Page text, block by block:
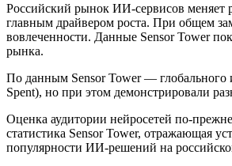
Российский рынок ИИ-сервисов меняет
главным драйвером роста. При общем
вовлеченности. Данные Sensor Tower
рынка.
По данным Sensor Tower — глобального
Spent), но при этом демонстрировали
Оценка аудитории нейросетей по-
статистика Sensor Tower, отражающая
популярности ИИ-решений на